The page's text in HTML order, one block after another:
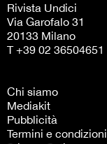
Rivista Undici
Via Garofalo 31
20133 Milano
T +39 02 36504651
Chi siamo
Mediakit
Pubblicità
Termini e condizioni